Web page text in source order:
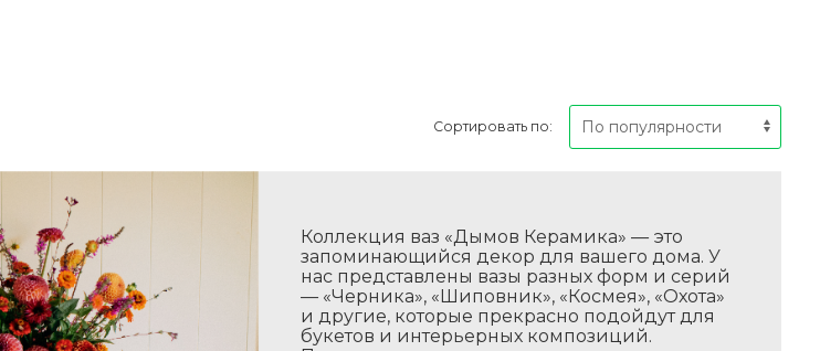
Сортировать по:
Коллекция ваз «Дымов Керамика» — это
запоминающийся декор для вашего дома. У
нас представлены вазы разных форм и серий
— «Черника», «Шиповник», «Космея», «Охота»
и другие, которые прекрасно подойдут для
букетов и интерьерных композиций.